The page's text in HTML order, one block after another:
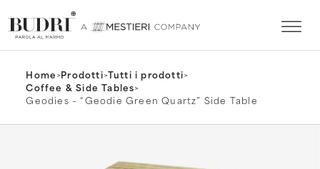
Home>Prodotti>Tutti i prodotti>
Coffee & Side Tables>
Geodies – “Geodie Green Quartz” Side Table